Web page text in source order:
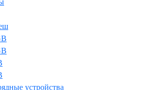
устройства